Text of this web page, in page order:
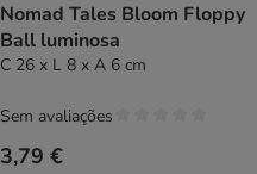
Nomad Tales Bloom Floppy
Ball luminosa
C 26 x L 8 x A 6 cm
3,79 €
Sem avaliações